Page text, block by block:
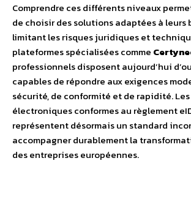
Comprendre ces différents niveaux
de choisir des solutions adaptées à leurs
limitant les risques juridiques et
plateformes spécialisées comme
professionnels disposent aujourd’hui
capables de répondre aux exigences
sécurité, de conformité et de rapidité.
électroniques conformes au règlement
représentent désormais un standard
accompagner durablement la
des entreprises européennes.